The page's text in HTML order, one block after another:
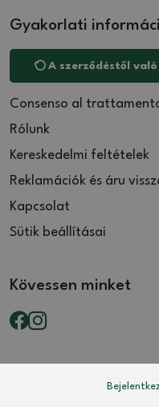
Gyakorlati
A szerződéstől
Consenso al
Rólunk
Kereskedelmi feltételek
Reklamációk és áru
Kapcsolat
Sütik beállításai
Kövessen minket